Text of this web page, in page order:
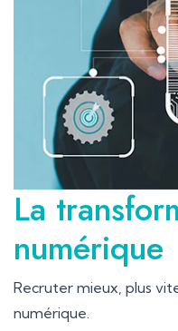
La
numérique
Recruter mieux, plus
numérique.